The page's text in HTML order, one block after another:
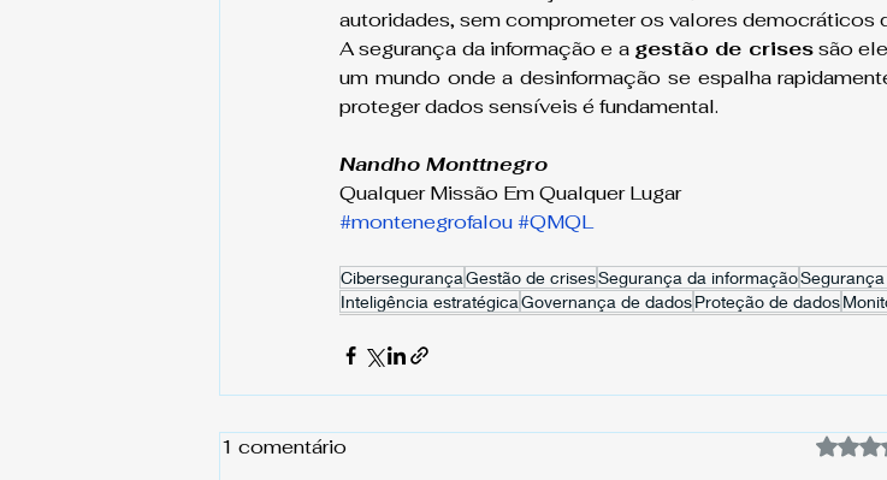
autoridades, sem comprometer os valores democráticos
A segurança da informação e a gestão de crises são
um mundo onde a desinformação se espalha
proteger dados sensíveis é fundamental.
Nandho Monttnegro
Qualquer Missão Em Qualquer Lugar
#montenegrofalou#QMQL
CibersegurançaGestão de crisesSegurança da informação
Inteligência estratégicaGovernança de dadosProteção de dados
1 comentário